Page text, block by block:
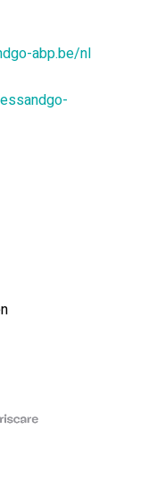
abp.be/nl